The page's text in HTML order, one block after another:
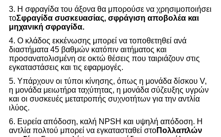
3. Η σφραγίδα του άξονα θα μπορούσε να χρησιμοποιήσει
τοΣφραγίδα συσκευασίας, σφράγιση αποβολέα και
μηχανική σφραγίδα.
4. Ο κλάδος εκκένωσης μπορεί να τοποθετηθεί ανά
διαστήματα 45 βαθμών κατόπιν αιτήματος και
προσανατολισμένη σε οκτώ θέσεις που ταιριάζουν στις
εγκαταστάσεις και τις εφαρμογές.
5. Υπάρχουν οι τύποι κίνησης, όπως η μονάδα δίσκου V,
η μονάδα μειωτήρα ταχύτητας, η μονάδα σύζευξης υγρών
και οι συσκευές μετατροπής συχνοτήτων για την αντλία
ιλύος.
6. Ευρεία απόδοση, καλή NPSH και υψηλή απόδοση. Η
αντλία πολτού μπορεί να εγκατασταθεί στοΠολλαπλών